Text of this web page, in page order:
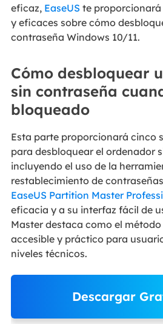
eficaz, EaseUS te
y eficaces sobre cómo
contraseña Windows 10/11.
Cómo desbloquear
sin contraseña
bloqueado
Esta parte proporcionará cinco
para desbloquear el ordenador
incluyendo el uso de la
restablecimiento de
EaseUS Partition Master
eficacia y a su interfaz fácil de
Master destaca como el método
accesible y práctico para
niveles técnicos.
Descargar